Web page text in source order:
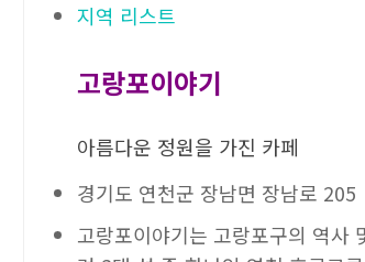
지역 리스트
고랑포이야기
아름다운 정원을 가진 카페
경기도 연천군 장남면 장남로 205
고랑포이야기는 고랑포구의 역사